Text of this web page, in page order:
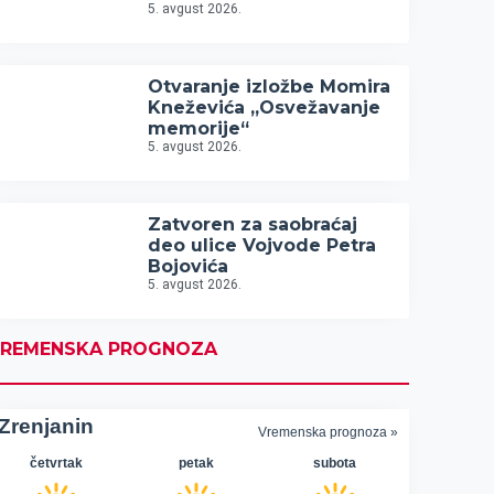
5. avgust 2026.
Otvaranje izložbe Momira
Kneževića „Osvežavanje
memorije“
5. avgust 2026.
Zatvoren za saobraćaj
deo ulice Vojvode Petra
Bojovića
5. avgust 2026.
PROGNOZA